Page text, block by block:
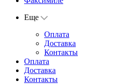
Еще
Оплата
Доставка
Контакты
Оплата
Доставка
Контакты